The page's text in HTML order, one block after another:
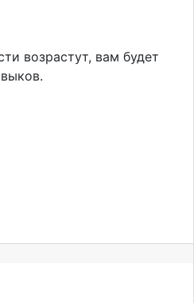
возрастут, вам будет